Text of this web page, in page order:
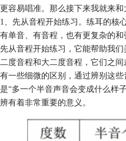
更容易唱准。那么接下来我就来和
1、先从音程开始练习。练耳的核
有单音、有音程，也有更复杂的
先从音程开始练习，它能帮助我
二度音程和大二度音程，它们之
有一些细微的区别，通过辨别这
是“多一个半音声音会变成什么样
辨有着非常重要的意义。